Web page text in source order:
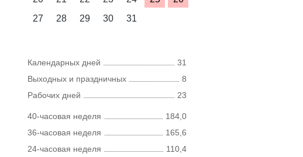
27
28 29 30 31
Календарных дней
31
Выходных и праздничных
8
Рабочих дней
23
40-часовая неделя
184,0
36-часовая неделя
165,6
24-часовая неделя
110,4